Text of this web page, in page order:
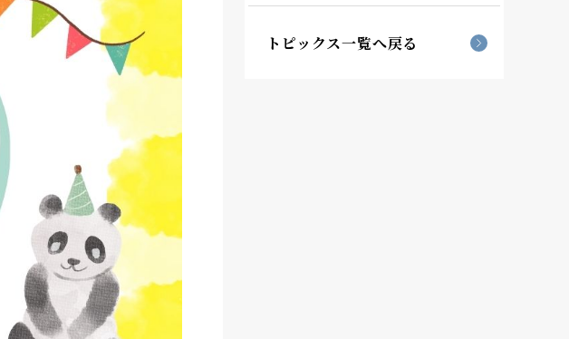
トピックス一覧へ戻る